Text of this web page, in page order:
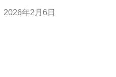
势，帮助您做出更明智的决策。 首先，让我们来看一
2026年2月6日